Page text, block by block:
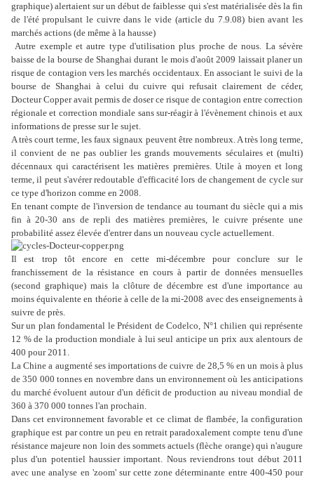
graphique) alertaient sur un début de faiblesse qui s'est matérialisée dès la fin
de l'été propulsant le cuivre dans le vide (article du 7.9.08) bien avant les
marchés actions (de même à la hausse)
Autre exemple et autre type d'utilisation plus proche de nous. La sévère
baisse de la bourse de Shanghai durant le mois d'août 2009 laissait planer un
risque de contagion vers les marchés occidentaux. En associant le suivi de la
bourse de Shanghai à celui du cuivre qui refusait clairement de céder,
Docteur Copper avait permis de doser ce risque de contagion entre correction
régionale et correction mondiale sans sur-réagir à l'évènement chinois et aux
informations de presse sur le sujet.
A très court terme, les faux signaux peuvent être nombreux. A très long terme,
il convient de ne pas oublier les grands mouvements séculaires et (multi)
décennaux qui caractérisent les matières premières. Utile à moyen et long
terme, il peut s'avérer redoutable d'efficacité lors de changement de cycle sur
ce type d'horizon comme en 2008.
En tenant compte de l'inversion de tendance au tournant du siècle qui a mis
fin à 20-30 ans de repli des matières premières, le cuivre présente une
probabilité assez élevée d'entrer dans un nouveau cycle actuellement.
Il est trop tôt encore en cette mi-décembre pour conclure sur le
franchissement de la résistance en cours à partir de données mensuelles
(second graphique) mais la clôture de décembre est d'une importance au
moins équivalente en théorie à celle de la mi-2008 avec des enseignements à
suivre de près.
Sur un plan fondamental le Président de Codelco, N°1 chilien qui représente
12 % de la production mondiale à lui seul anticipe un prix aux alentours de
400 pour 2011.
La Chine a augmenté ses importations de cuivre de 28,5 % en un mois à plus
de 350 000 tonnes en novembre dans un environnement où les anticipations
du marché évoluent autour d'un déficit de production au niveau mondial de
360 à 370 000 tonnes l'an prochain.
Dans cet environnement favorable et ce climat de flambée, la configuration
graphique est par contre un peu en retrait paradoxalement compte tenu d'une
résistance majeure non loin des sommets actuels (flèche orange) qui n'augure
plus d'un potentiel haussier important. Nous reviendrons tout début 2011
avec une analyse en 'zoom' sur cette zone déterminante entre 400-450 pour